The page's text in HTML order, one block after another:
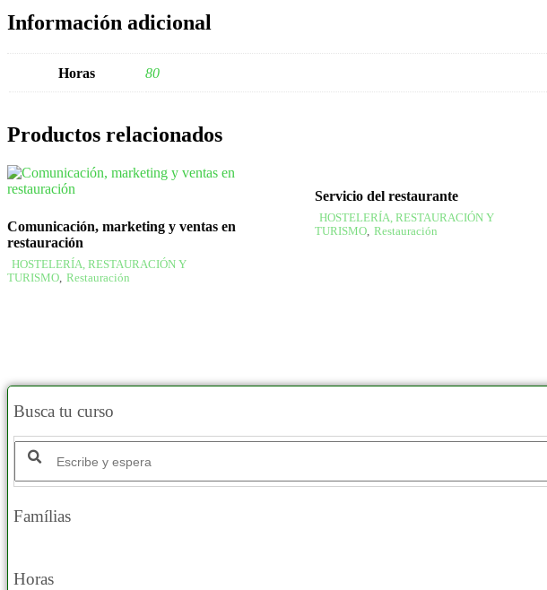
Información adicional
Horas 80
Productos relacionados
Comunicación, marketing y ventas en
restauración
HOSTELERÍA, RESTAURACIÓN Y
TURISMO Restauración
Servicio del restaurante
HOSTELERÍA, RESTAURACIÓN Y
TURISMO Restauración
Busca tu curso
Famílias
Horas